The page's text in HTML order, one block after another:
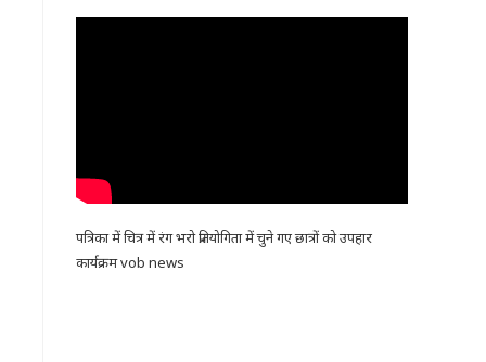
पत्रिका में चित्र में रंग भरो प्रतियोगिता में चुने गए छात्रों को उपहार
कार्यक्रम vob news